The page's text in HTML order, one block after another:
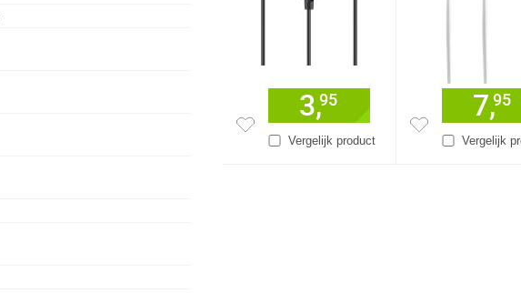
Vergelijk product
3,95
Vergelijk
7,95